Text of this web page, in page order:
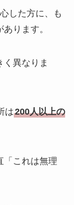
した方に、も
ります。
異なりま
は200人以上の
「これは無理